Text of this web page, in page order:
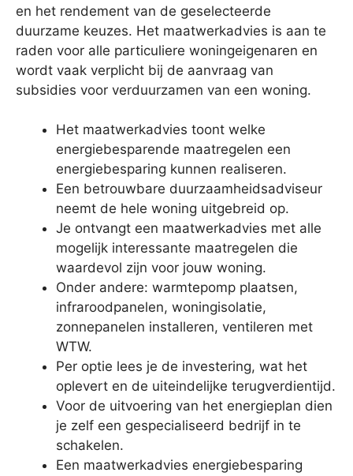
en het rendement van de geselecteerde
duurzame keuzes. Het maatwerkadvies is aan te
raden voor alle particuliere woningeigenaren en
wordt vaak verplicht bij de aanvraag van
subsidies voor verduurzamen van een woning.
Het maatwerkadvies toont welke
energiebesparende maatregelen een
energiebesparing kunnen realiseren.
Een betrouwbare duurzaamheidsadviseur
neemt de hele woning uitgebreid op.
Je ontvangt een maatwerkadvies met alle
mogelijk interessante maatregelen die
waardevol zijn voor jouw woning.
Onder andere: warmtepomp plaatsen,
infraroodpanelen, woningisolatie,
zonnepanelen installeren, ventileren met
WTW.
Per optie lees je de investering, wat het
oplevert en de uiteindelijke terugverdientijd.
Voor de uitvoering van het energieplan dien
je zelf een gespecialiseerd bedrijf in te
schakelen.
Een maatwerkadvies energiebesparing